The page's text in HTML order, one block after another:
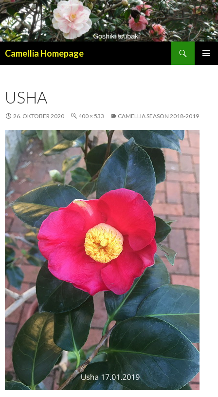
Camellia Homepage
USHA
26. OKTOBER 2020 400 × 533 CAMELLIA SEASON 2018-2019